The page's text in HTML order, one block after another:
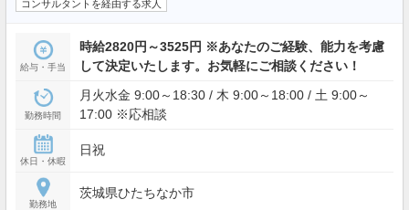
コンサルタントを経由する求人
給与・手当
時給2820円～3525円 ※あなたのご経験、能力を考慮
して決定いたします。お気軽にご相談ください！
勤務時間
月火水金 9:00～18:30 / 木 9:00～18:00 / 土 9:00～
17:00 ※応相談
休日・休暇
日祝
勤務地
茨城県ひたちなか市